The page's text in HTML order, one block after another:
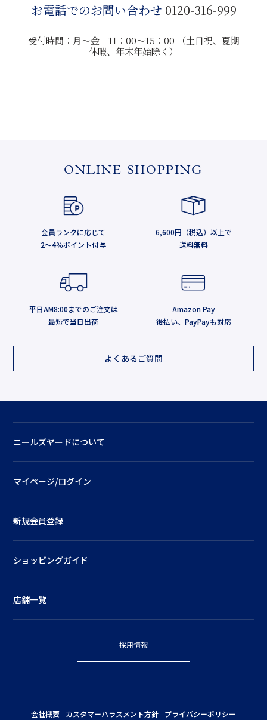
お電話でのお問い合わせ 0120-316-999
受付時間：月～金 11：00～15：00 （土日祝、夏期
休暇、年末年始除く）
ONLINE SHOPPING
会員ランクに応じて
2～4％ポイント付与
6,600円（税込）以上で
送料無料
平日AM8:00までのご注文は
最短で当日出荷
Amazon Pay
後払い、PayPayも対応
よくあるご質問
ニールズヤードについて
マイページ/ログイン
新規会員登録
ショッピングガイド
店舗一覧
採用情報
会社概要 カスタマーハラスメント方針 プライバシーポリシー